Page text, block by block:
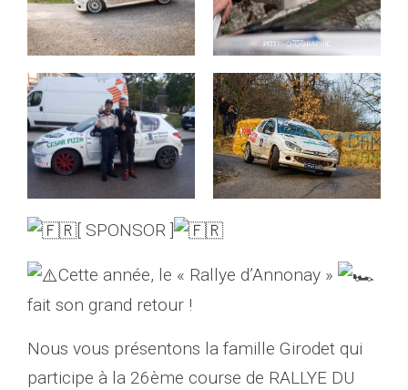
[ SPONSOR ]
Cette année, le « Rallye d’Annonay »
fait son grand retour !
Nous vous présentons la famille Girodet qui
participe à la 26ème course de RALLYE DU